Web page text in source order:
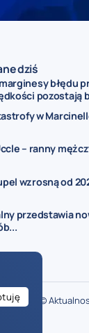
dziś
błędu
pozostają
w
– ranny
wzrosną od
przedstawia
©